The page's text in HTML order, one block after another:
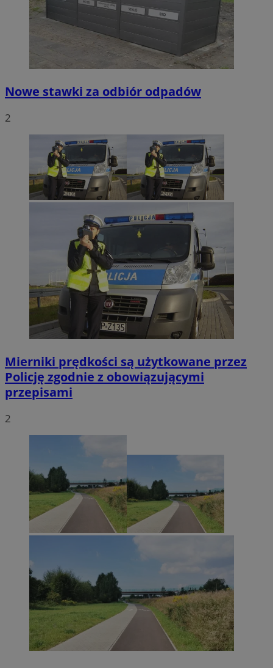
Nowe stawki za odbiór odpadów
2
Mierniki prędkości są użytkowane przez
Policję zgodnie z obowiązującymi
przepisami
2